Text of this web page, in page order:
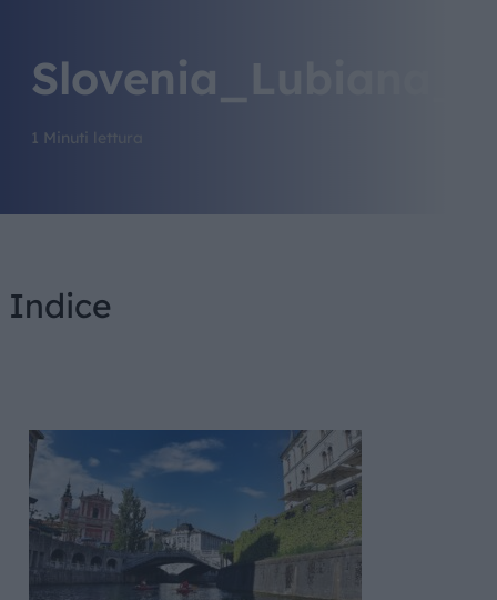
1 Minuti lettura
Indice